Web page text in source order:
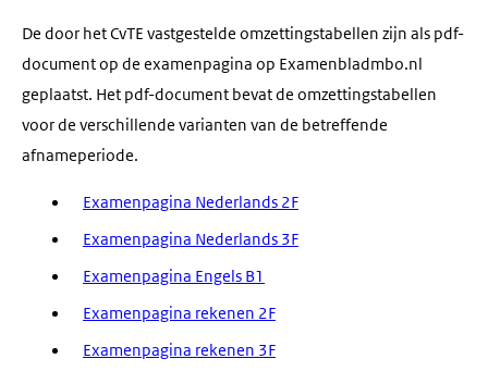
De door het CvTE vastgestelde omzettingstabellen zijn als pdf-
document op de examenpagina op Examenbladmbo.nl
geplaatst. Het pdf-document bevat de omzettingstabellen
voor de verschillende varianten van de betreffende
afnameperiode.
Examenpagina Nederlands 2F
Examenpagina Nederlands 3F
Examenpagina Engels B1
Examenpagina rekenen 2F
Examenpagina rekenen 3F